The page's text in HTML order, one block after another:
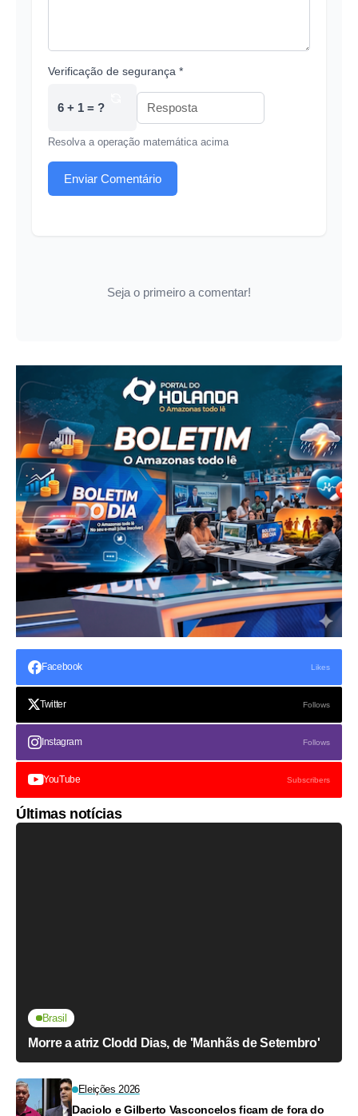
Verificação de segurança *
6 + 1 = ?
Resolva a operação matemática acima
Enviar Comentário
Seja o primeiro a comentar!
Facebook Likes
Twitter Follows
Instagram Follows
YouTube Subscribers
Últimas notícias
Brasil
Morre a atriz Clodd Dias, de 'Manhãs de Setembro'
Eleições 2026
Daciolo e Gilberto Vasconcelos ficam de fora do